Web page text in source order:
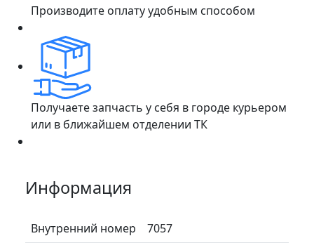
Производите оплату удобным способом
Получаете запчасть у себя в городе курьером
или в ближайшем отделении ТК
Информация
Внутренний номер
7057